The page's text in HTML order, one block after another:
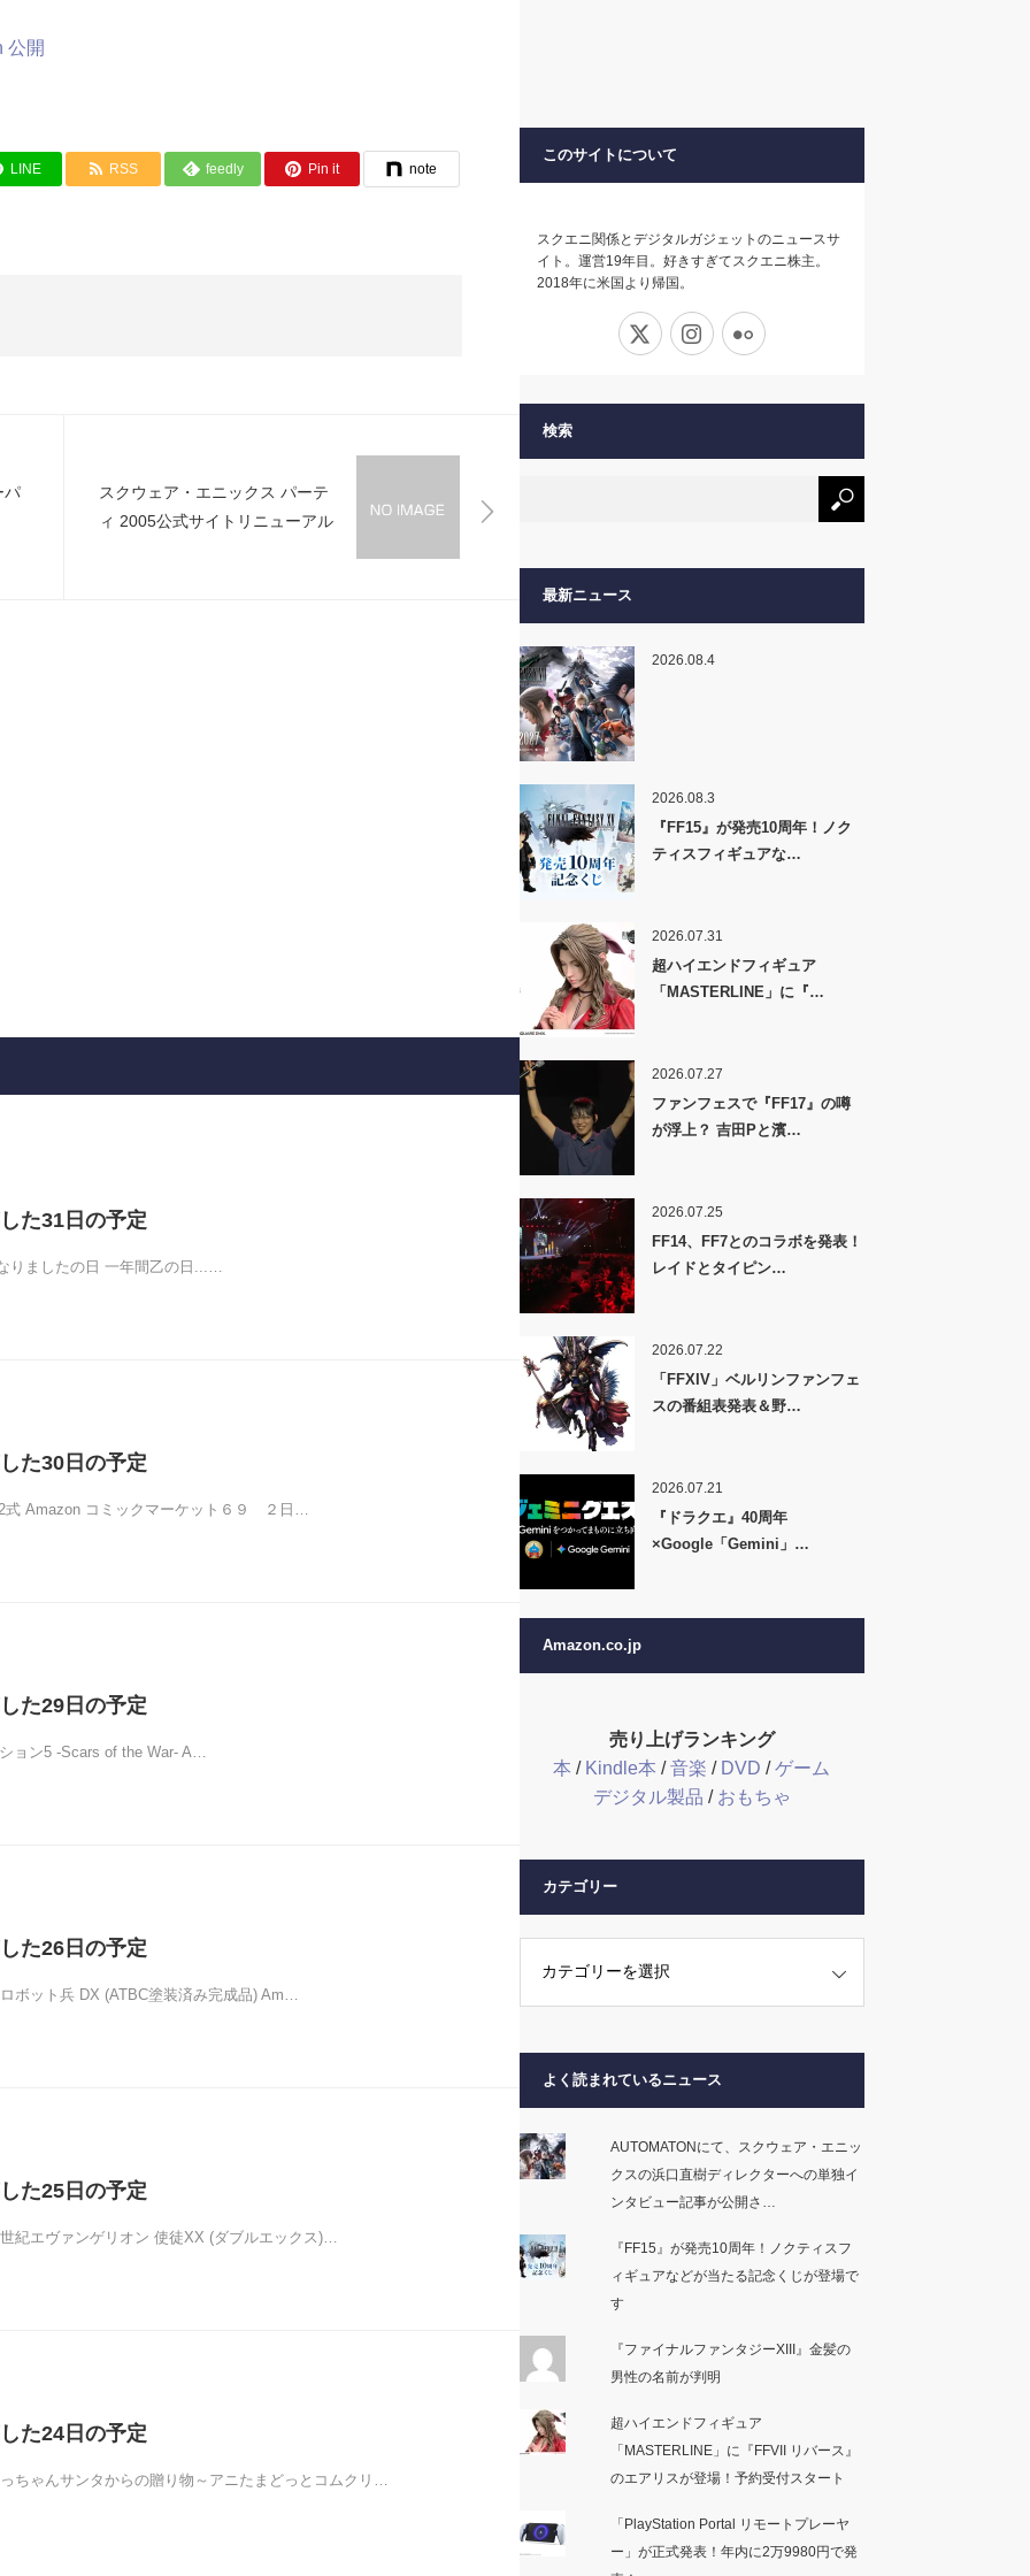
公開
LINE RSS feedly Pin it note
パ
スクウェア・エニックス パーテ
ィ 2005公式サイトリニューアル
た31日の予定
りましたの日 一年間乙の日...…
た30日の予定
式 Amazon コミックマーケット６９ ２日…
た29日の予定
ョン5 -Scars of the War- A…
た26日の予定
ボット兵 DX (ATBC塗装済み完成品) Am…
た25日の予定
紀エヴァンゲリオン 使徒XX (ダブルエックス)…
た24日の予定
ちゃんサンタからの贈り物～アニたまどっとコムクリ…
このサイトについて
スクエニ関係とデジタルガジェットのニュースサ
イト。運営19年目。好きすぎてスクエニ株主。
2018年に米国より帰国。
Instagram
検索
最新ニュース
2026.08.4
2026.08.3
『FF15』が発売10周年！ノク
ティスフィギュアな…
2026.07.31
超ハイエンドフィギュア
「MASTERLINE」に『…
2026.07.27
ファンフェスで『FF17』の噂
が浮上？ 吉田Pと濱…
2026.07.25
FF14、FF7とのコラボを発表！
レイドとタイピン…
2026.07.22
「FFXIV」ベルリンファンフェ
スの番組表発表＆野…
2026.07.21
『ドラクエ』40周年
×Google「Gemini」…
Amazon.co.jp
売り上げランキング
本 / Kindle本 /音楽 / DVD /ゲーム
デジタル製品 / おもちゃ
カテゴリー
よく読まれているニュース
AUTOMATONにて、スクウェア・エニッ
クスの浜口直樹ディレクターへの単独イ
ンタビュー記事が公開さ…
『FF15』が発売10周年！ノクティスフ
ィギュアなどが当たる記念くじが登場で
す
『ファイナルファンタジーXIII』金髪の
男性の名前が判明
超ハイエンドフィギュア
「MASTERLINE」に『FFVII リバース』
のエアリスが登場！予約受付スタート
「PlayStation Portal リモートプレーヤ
ー」が正式発表！年内に2万9980円で発